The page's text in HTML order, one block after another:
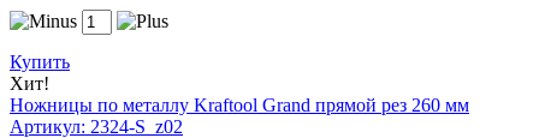
Купить
Хит!
Ножницы по металлу Kraftool Grand прямой рез 260 мм
Артикул: 2324-S_z02